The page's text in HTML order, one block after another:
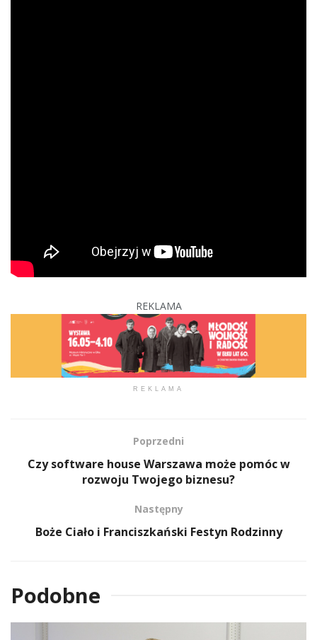
REKLAMA
REKLAMA
Poprzedni
Czy software house Warszawa może pomóc w
rozwoju Twojego biznesu?
Następny
Boże Ciało i Franciszkański Festyn Rodzinny
Podobne